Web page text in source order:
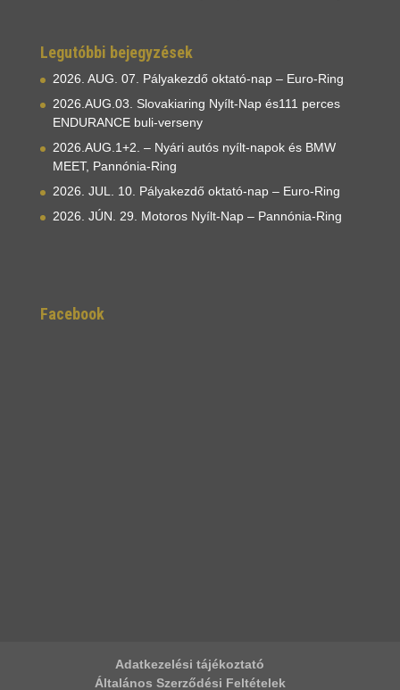
Legutóbbi bejegyzések
2026. AUG. 07. Pályakezdő oktató-nap – Euro-Ring
2026.AUG.03. Slovakiaring Nyílt-Nap és111 perces
ENDURANCE buli-verseny
2026.AUG.1+2. – Nyári autós nyílt-napok és BMW
MEET, Pannónia-Ring
2026. JUL. 10. Pályakezdő oktató-nap – Euro-Ring
2026. JÚN. 29. Motoros Nyílt-Nap – Pannónia-Ring
Facebook
Adatkezelési tájékoztató
Általános Szerződési Feltételek